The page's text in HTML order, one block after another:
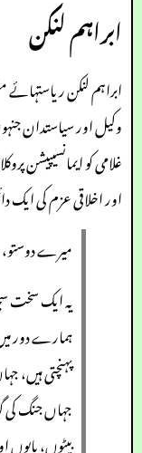
ابراہم لنکن
وکیل اور سیاستدان
غلامی کو ایمانسیپیشن
اور اخلاقی عزم کی
میرے دوستو،
یہ ایک سخت
ہمارے دور
پہنچتی ہیں،
جہاں جنگ کی
بیٹوں،